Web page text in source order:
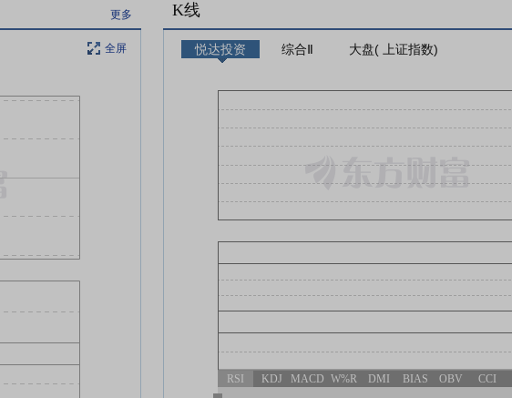
更多
全屏
K线
悦达投资 综合Ⅱ 大盘( 上证指数)
RSI KDJ MACD W%R DMI BIAS OBV CCI